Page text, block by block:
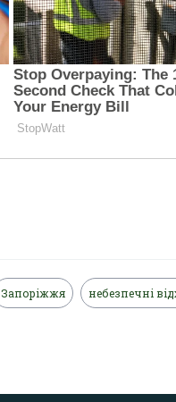
Запоріжжя небезпечні